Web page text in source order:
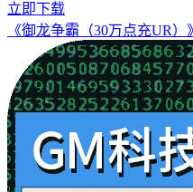
立即下载
《御龙争霸（30万点充UR